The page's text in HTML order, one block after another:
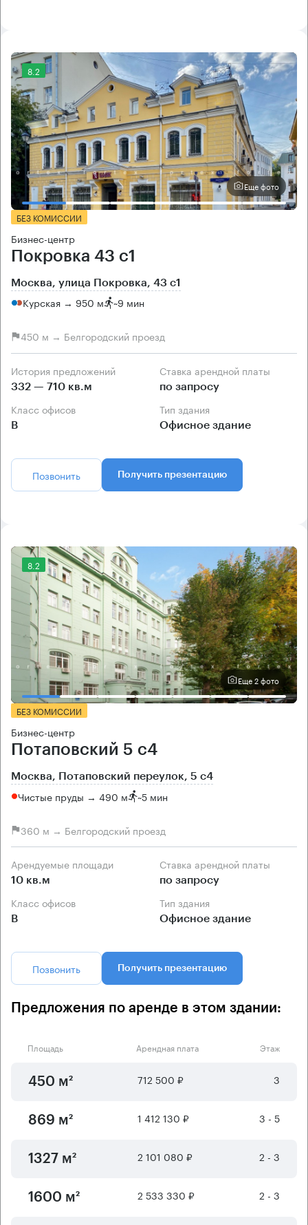
8.2
Еще фото
БЕЗ КОМИССИИ
Бизнес-центр
Покровка 43 с1
Москва, улица Покровка, 43 с1
Курская → 950 м ~9 мин
450 м → Белгородский проезд
История предложений
332 — 710 кв.м
Ставка арендной платы
по запросу
Класс офисов
B
Тип здания
Офисное здание
Позвонить Получить презентацию
8.2
Еще 2 фото
БЕЗ КОМИССИИ
Бизнес-центр
Потаповский 5 с4
Москва, Потаповский переулок, 5 с4
Чистые пруды → 490 м ~5 мин
360 м → Белгородский проезд
Арендуемые площади
10 кв.м
Ставка арендной платы
по запросу
Класс офисов
B
Тип здания
Офисное здание
Позвонить Получить презентацию
Предложения по аренде в этом здании:
Площадь Арендная плата Этаж
450 м² 712 500 ₽ 3
869 м² 1 412 130 ₽ 3 - 5
1327 м² 2 101 080 ₽ 2 - 3
1600 м² 2 533 330 ₽ 2 - 3